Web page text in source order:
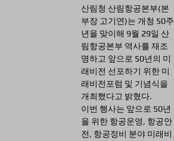
산림청 산림항공본부(본
부장 고기연)는 개청 50주
년을 맞이해 9월 29일 산
림항공본부 역사를 재조
명하고 앞으로 50년의 미
래비전 선포하기 위한 미
래비전포럼 및 기념식을
개최했다고 밝혔다.
이번 행사는 앞으로 50년
을 위한 항공운영, 항공안
전, 항공정비 분야 미래비